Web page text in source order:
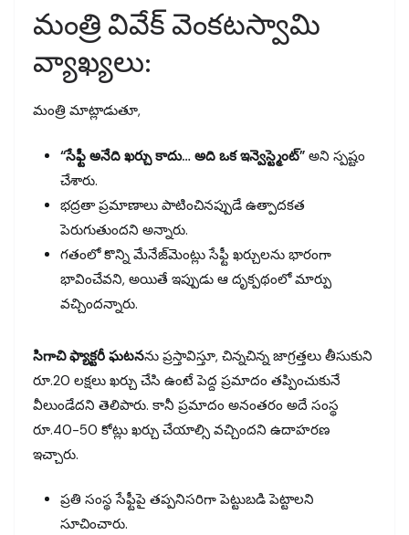
మంత్రి వివేక్ వెంకటస్వామి
వ్యాఖ్యలు:
మంత్రి మాట్లాడుతూ,
“సేఫ్టీ అనేది ఖర్చు కాదు… అది ఒక ఇన్వెస్ట్మెంట్” అని స్పష్టం
చేశారు.
భద్రతా ప్రమాణాలు పాటించినప్పుడే ఉత్పాదకత
పెరుగుతుందని అన్నారు.
గతంలో కొన్ని మేనేజ్‌మెంట్లు సేఫ్టీ ఖర్చులను భారంగా
భావించేవని, అయితే ఇప్పుడు ఆ దృక్పథంలో మార్పు
వచ్చిందన్నారు.
సిగాచి ఫ్యాక్టరీ ఘటనను ప్రస్తావిస్తూ, చిన్నచిన్న జాగ్రత్తలు తీసుకుని
రూ.20 లక్షలు ఖర్చు చేసి ఉంటే పెద్ద ప్రమాదం తప్పించుకునే
వీలుండేదని తెలిపారు. కానీ ప్రమాదం అనంతరం అదే సంస్థ
రూ.40-50 కోట్లు ఖర్చు చేయాల్సి వచ్చిందని ఉదాహరణ
ఇచ్చారు.
ప్రతి సంస్థ సేఫ్టీపై తప్పనిసరిగా పెట్టుబడి పెట్టాలని
సూచించారు.